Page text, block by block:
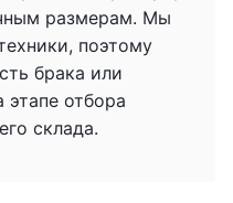
размерам. Мы
поэтому
брака или
отбора
склада.